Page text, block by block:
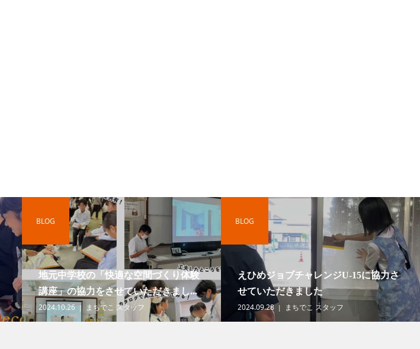
地元中学校の「快適な空間づくり体験
講座」の協力をさせていただきまし...
2024.10.26
まちでこ スタッフ
BLOG
えひめジョブチャレンジU-15に協力さ
せていただきました
2024.09.28
まちでこ スタッフ
BLOG